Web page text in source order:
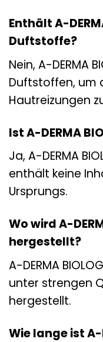
Enthält A-
Duftstoffe?
Nein, A-DERMA
Duftstoffen, um
Hautreizungen
Ist A-DERMA
Ja, A-DERMA
enthält keine
Ursprungs.
Wo wird A-
hergestellt?
A-DERMA
unter strengen
hergestellt.
Wie lange ist A-